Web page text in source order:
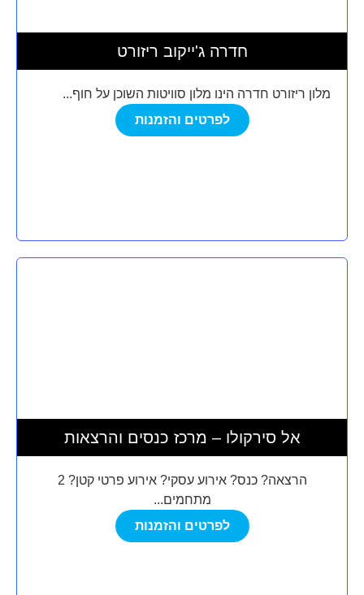
חדרה ג'ייקוב ריזורט
מלון ריזורט חדרה הינו מלון סוויטות השוכן על חוף...
לפרטים והזמנות
אל סירקולו – מרכז כנסים והרצאות
הרצאה? כנס? אירוע עסקי? אירוע פרטי קטן? 2
מתחמים...
לפרטים והזמנות